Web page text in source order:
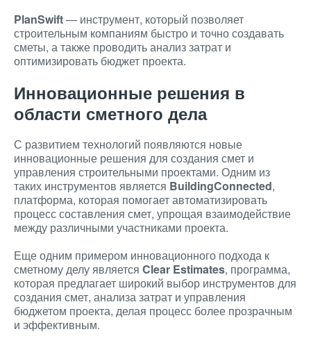
PlanSwift— инструмент, который позволяет
строительным компаниям быстро и точно создавать
сметы, а также проводить анализ затрат и
оптимизировать бюджет проекта.
Инновационные решения в
области сметного дела
С развитием технологий появляются новые
инновационные решения для создания смет и
управления строительными проектами. Одним из
таких инструментов является BuildingConnected,
платформа, которая помогает автоматизировать
процесс составления смет, упрощая взаимодействие
между различными участниками проекта.
Еще одним примером инновационного подхода к
сметному делу является Clear Estimates, программа,
которая предлагает широкий выбор инструментов для
создания смет, анализа затрат и управления
бюджетом проекта, делая процесс более прозрачным
и эффективным.